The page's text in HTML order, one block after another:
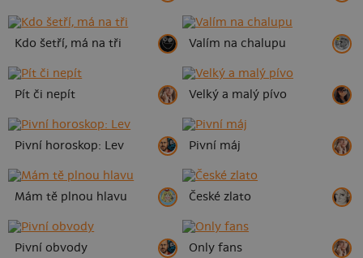
Kdo šetří, má na tři Valím na chalupu
Pít či nepít Velký a malý pívo
Pivní horoskop: Lev Pivní máj
Mám tě plnou hlavu České zlato
Pivní obvody Only fans